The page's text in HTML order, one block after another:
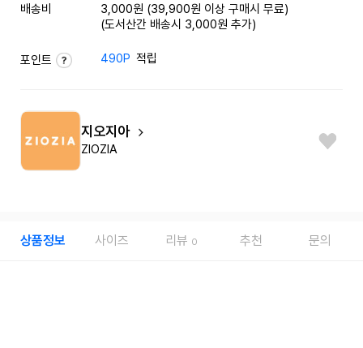
배송비
3,000원 (39,900원 이상 구매시 무료)
(도서산간 배송시 3,000원 추가)
포인트 490P 적립
지오지아
ZIOZIA
상품정보 사이즈 리뷰 0 추천 문의